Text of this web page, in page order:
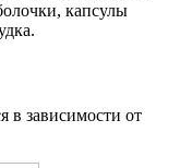
капсулы
в зависимости от